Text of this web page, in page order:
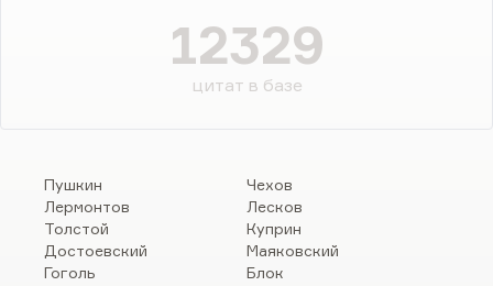
12329
цитат в базе
Пушкин
Лермонтов
Толстой
Достоевский
Гоголь
Чехов
Лесков
Куприн
Маяковский
Блок